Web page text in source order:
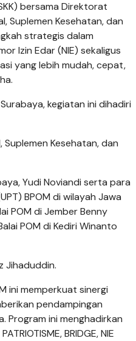
bersama Direktorat
Suplemen Kesehatan, dan
strategis dalam
Izin Edar (NIE) sekaligus
yang lebih mudah, cepat,
kegiatan ini dihadiri
Kesehatan, dan
Yudi Noviandi serta para
BPOM di wilayah Jawa
POM di Jember Benny
POM di Kediri Winanto
Jihaduddin.
ini memperkuat sinergi
pendampingan
Program ini menghadirkan
BRIDGE, NIE